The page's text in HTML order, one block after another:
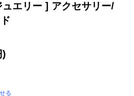
エリー ] アクセサリー/
)
る